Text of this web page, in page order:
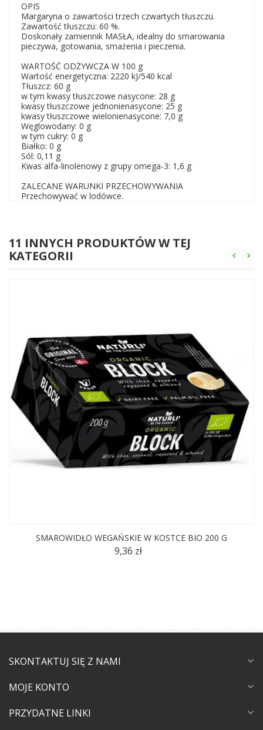
OPIS
Margaryna o zawartości trzech czwartych tłuszczu.
Zawartość tłuszczu: 60 %.
Doskonały zamiennik MASŁA, idealny do smarowania
pieczywa, gotowania, smażenia i pieczenia.
WARTOŚĆ ODŻYWCZA W 100 g
Wartość energetyczna: 2220 kJ/540 kcal
Tłuszcz: 60 g
w tym kwasy tłuszczowe nasycone: 28 g
kwasy tłuszczowe jednonienasycone: 25 g
kwasy tłuszczowe wielonienasycone: 7,0 g
Węglowodany: 0 g
w tym cukry: 0 g
Białko: 0 g
Sól: 0,11 g
Kwas alfa-linolenowy z grupy omega-3: 1,6 g
ZALECANE WARUNKI PRZECHOWYWANIA
Przechowywać w lodówce.
11 INNYCH PRODUKTÓW W TEJ
KATEGORII
SMAROWIDŁO WEGAŃSKIE W KOSTCE BIO 200 G
9,36 zł
SKONTAKTUJ SIĘ Z NAMI expand_more
MOJE KONTO expand_more
PRZYDATNE LINKI expand_more